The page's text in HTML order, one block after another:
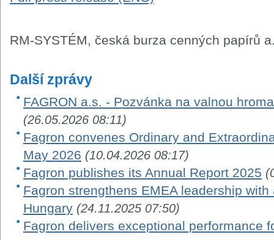
RM-SYSTÉM, česká burza cenných papírů
Další zprávy
FAGRON a.s. - Pozvánka na valnou
(26.05.2026 08:11)
Fagron convenes Ordinary and
May 2026 (10.04.2026 08:17)
Fagron publishes its Annual Report 2025
Fagron strengthens EMEA leadership
Hungary (24.11.2025 07:50)
Fagron delivers exceptional performance